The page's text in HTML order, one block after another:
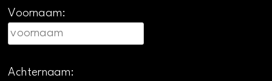
Voornaam:
Achternaam: